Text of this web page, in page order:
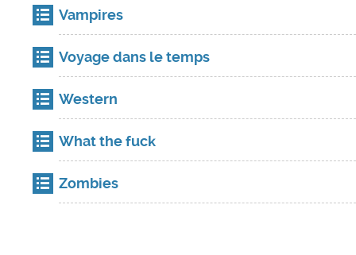
Vampires
Voyage dans le temps
Western
What the fuck
Zombies